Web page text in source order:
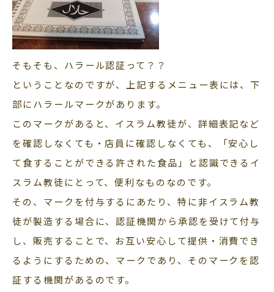
そもそも、ハラール認証って？？
ということなのですが、上記するメニュー表には、下
部にハラールマークがあります。
このマークがあると、イスラム教徒が、詳細表記など
を確認しなくても・店員に確認しなくても、「安心し
て食することができる許された食品」と認識できるイ
スラム教徒にとって、便利なものなのです。
その、マークを付与するにあたり、特に非イスラム教
徒が製造する場合に、認証機関から承認を受けて付与
し、販売することで、お互い安心して提供・消費でき
るようにするための、マークであり、そのマークを認
証する機関があるのです。